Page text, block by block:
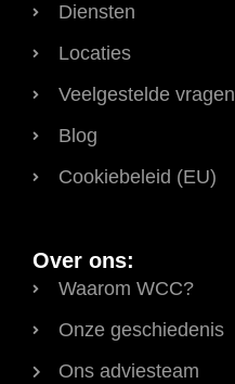
Diensten
Locaties
Veelgestelde vragen
Blog
Cookiebeleid (EU)
Over ons:
Waarom WCC?
Onze geschiedenis
Ons adviesteam